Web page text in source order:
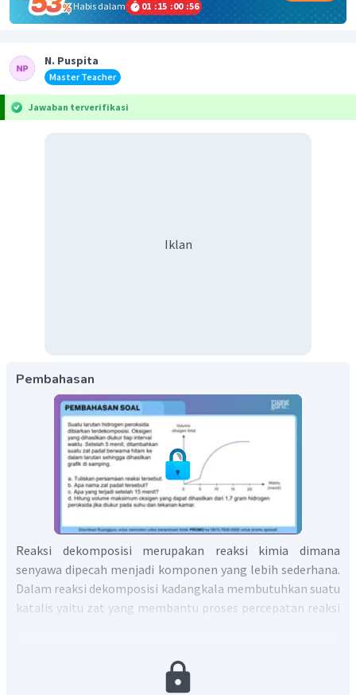
Habis dalam
01 :15 :00 :56
N. Puspita
Master Teacher
Jawaban terverifikasi
Iklan
Pembahasan
Reaksi dekomposisi merupakan reaksi kimia dimana
senyawa dipecah menjadi komponen yang lebih sederhana.
Dalam reaksi dekomposisi kadangkala membutuhkan suatu
katalis yaitu zat yang membantu proses percepatan reaksi
a. Persamaan reaksi dekomposisi hidrogen peroksida.